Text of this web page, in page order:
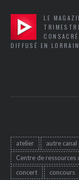
LE
DIFFUSÉ EN
atelier autre canal
Centre de ressources
concert
concours